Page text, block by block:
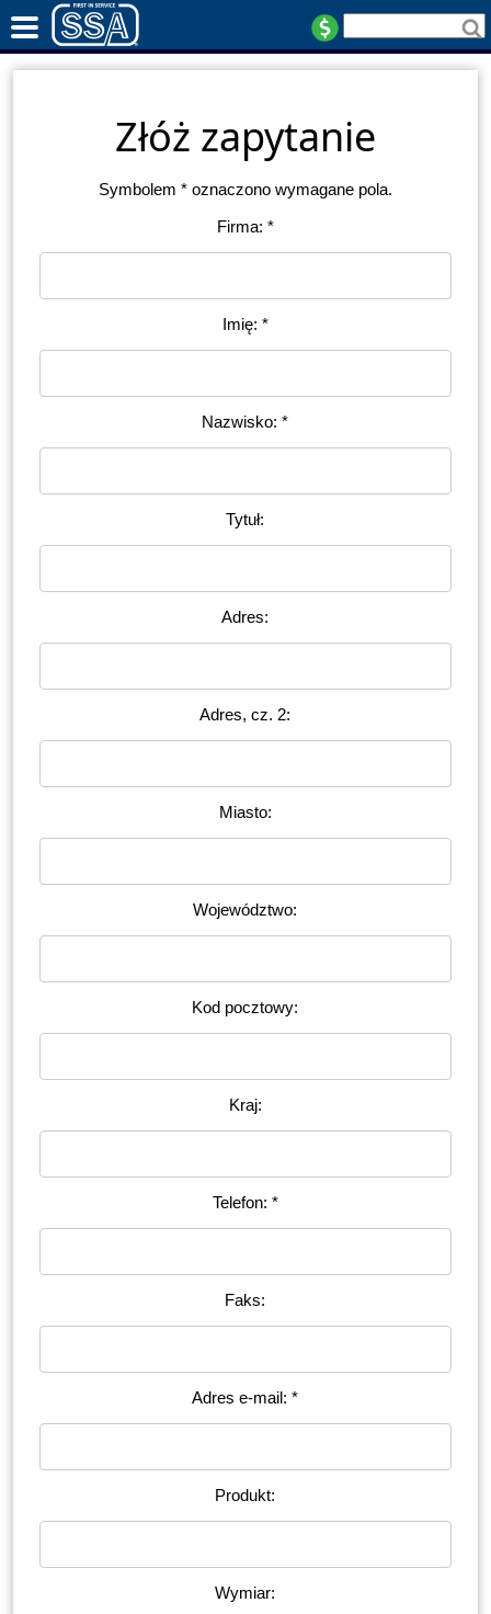
Złóż zapytanie
Symbolem * oznaczono wymagane pola.
Firma: *
Imię: *
Nazwisko: *
Tytuł:
Adres:
Adres, cz. 2:
Miasto:
Województwo:
Kod pocztowy:
Kraj:
Telefon: *
Faks:
Adres e-mail: *
Produkt:
Wymiar: